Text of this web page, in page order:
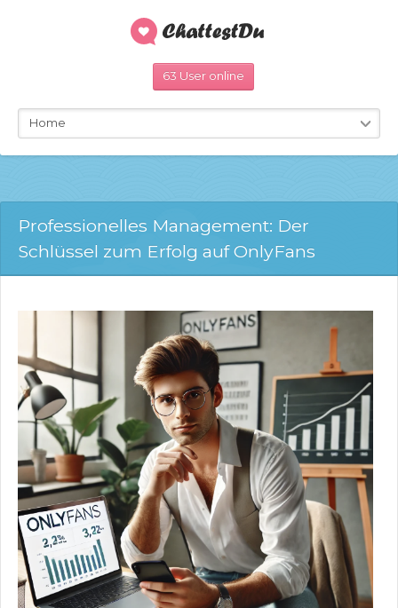
63 User online
Home
Professionelles Management: Der
Schlüssel zum Erfolg auf OnlyFans